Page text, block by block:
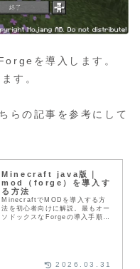
を導入します。
す。
らの記事を参考にして
Minecraft java版｜
mod（forge）を導入す
る方法
MinecraftでMODを導入する方
法を初心者向けに解説。最もオー
ソドックスなForgeの導入手順か
2026.03.31